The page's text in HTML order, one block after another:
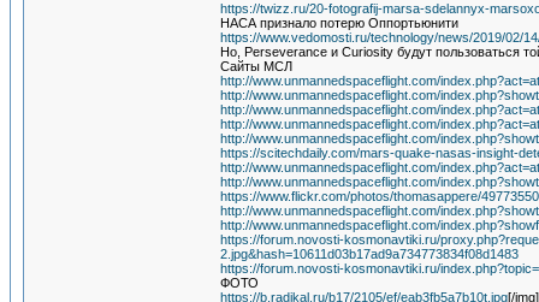
https://twizz.ru/20-fotografij-marsa-sdelannyx-
НАСА признало потерю Оппортьюнити
https://www.vedomosti.ru/technology/news/2019/02/
Но, Perseverance и Curiosity будут пользоваться
Сайты МСЛ
http://www.unmannedspaceflight.com/
http://www.unmannedspaceflight.com/
http://www.unmannedspaceflight.com/
http://www.unmannedspaceflight.com/
http://www.unmannedspaceflight.com/
https://scitechdaily.com/mars-quake-nasas-insight-
http://www.unmannedspaceflight.com/
http://www.unmannedspaceflight.com/
https://www.flickr.com/photos/thomasappere/
http://www.unmannedspaceflight.com/
http://www.unmannedspaceflight.com/
https://forum.novosti-kosmonavtiki.ru/
2.jpg&hash=10611d03b17ad9a734773834f08d1483
https://forum.novosti-kosmonavtiki.ru/
ФОТО
https://b.radikal.ru/b17/2105/ef/eab3fb5a7b10t.jpg[/img]